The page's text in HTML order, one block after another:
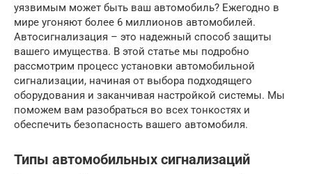
уязвимым может быть ваш автомобиль? Ежегодно в
мире угоняют более 6 миллионов автомобилей.
Автосигнализация – это надежный способ защиты
вашего имущества. В этой статье мы подробно
рассмотрим процесс установки автомобильной
сигнализации, начиная от выбора подходящего
оборудования и заканчивая настройкой системы. Мы
поможем вам разобраться во всех тонкостях и
обеспечить безопасность вашего автомобиля.
Типы автомобильных сигнализаций